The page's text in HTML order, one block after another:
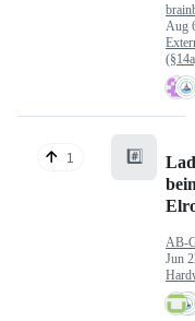
Aug
1 #️⃣
AB-
Jun